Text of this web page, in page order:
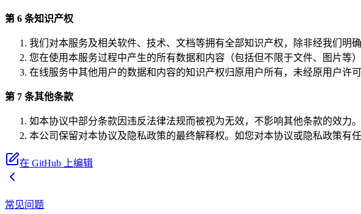
第 6 条知识产权
我们对本服务及相关软件、技术、文档等拥有全部知识产权，除非经我们明
您在使用本服务过程中产生的所有数据和内容（包括但不限于文件、图片等
在线服务中其他用户的数据和内容的知识产权归原用户所有，未经原用户许
第 7 条其他条款
如本协议中部分条款因违反法律法规而被视为无效，不影响其他条款的效力。
本公司保留对本协议及隐私政策的最终解释权。如您对本协议或隐私政策有
在 GitHub 上编辑
常见问题